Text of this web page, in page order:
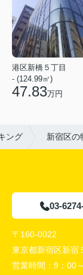
港区新橋５丁目
- (124.99㎡)
47.83万円
ング 新宿区の
03-
〒160-0022
東京都新宿区新宿
営業時間： 9：00